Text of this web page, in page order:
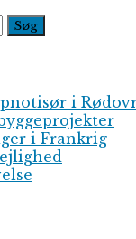
i
i Frankrig